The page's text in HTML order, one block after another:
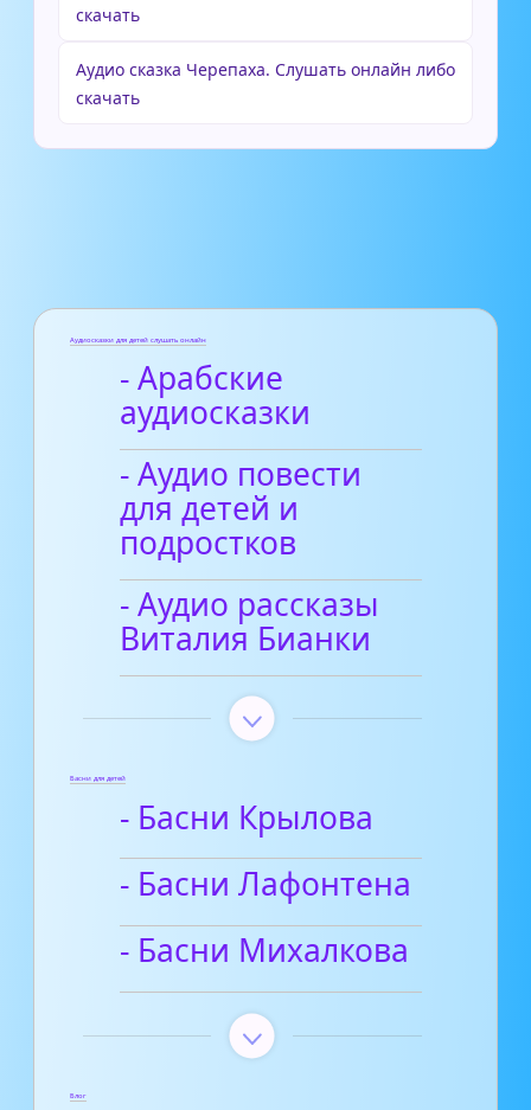
скачать
Аудио сказка Черепаха. Слушать онлайн либо
скачать
Аудиосказки для детей слушать онлайн
- Арабские
аудиосказки
- Аудио повести
для детей и
подростков
- Аудио рассказы
Виталия Бианки
Басни для детей
- Басни Крылова
- Басни Лафонтена
- Басни Михалкова
Блог